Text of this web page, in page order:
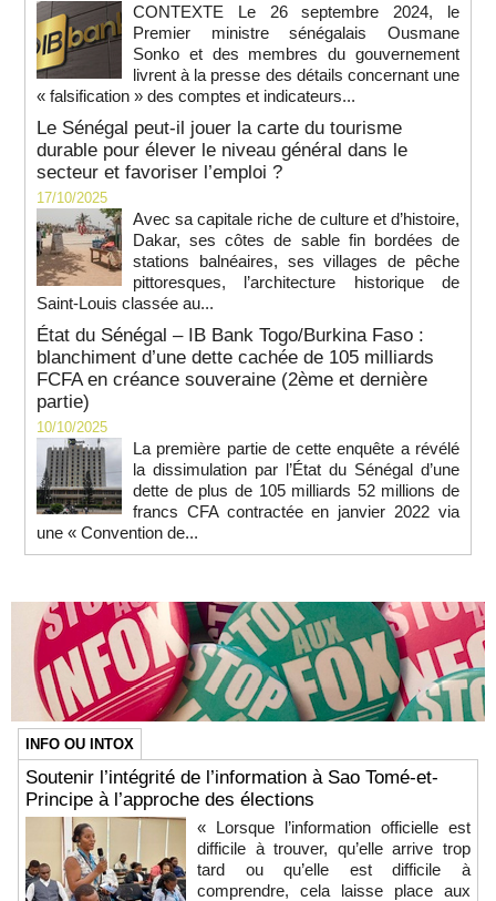
CONTEXTE Le 26 septembre 2024, le
Premier ministre sénégalais Ousmane
Sonko et des membres du gouvernement
livrent à la presse des détails concernant une
« falsification » des comptes et indicateurs...
Le Sénégal peut-il jouer la carte du tourisme
durable pour élever le niveau général dans le
secteur et favoriser l’emploi ?
17/10/2025
Avec sa capitale riche de culture et d’histoire,
Dakar, ses côtes de sable fin bordées de
stations balnéaires, ses villages de pêche
pittoresques, l’architecture historique de
Saint-Louis classée au...
État du Sénégal – IB Bank Togo/Burkina Faso :
blanchiment d’une dette cachée de 105 milliards
FCFA en créance souveraine (2ème et dernière
partie)
10/10/2025
La première partie de cette enquête a révélé
la dissimulation par l’État du Sénégal d’une
dette de plus de 105 milliards 52 millions de
francs CFA contractée en janvier 2022 via
une « Convention de...
INFO OU INTOX
Soutenir l’intégrité de l’information à Sao Tomé-et-
Principe à l’approche des élections
« Lorsque l’information officielle est
difficile à trouver, qu’elle arrive trop
tard ou qu’elle est difficile à
comprendre, cela laisse place aux